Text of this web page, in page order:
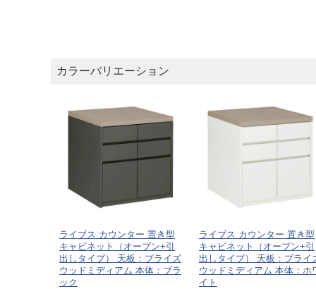
カラーバリエーション
ライブス カウンター 置き型
キャビネット（オープン+引
出しタイプ） 天板：プライズ
ウッドミディアム 本体：ブラ
ック
ライブス カウンター 置き型
キャビネット（オープン+引
出しタイプ） 天板：プライ
ウッドミディアム 本体：ホ
イト